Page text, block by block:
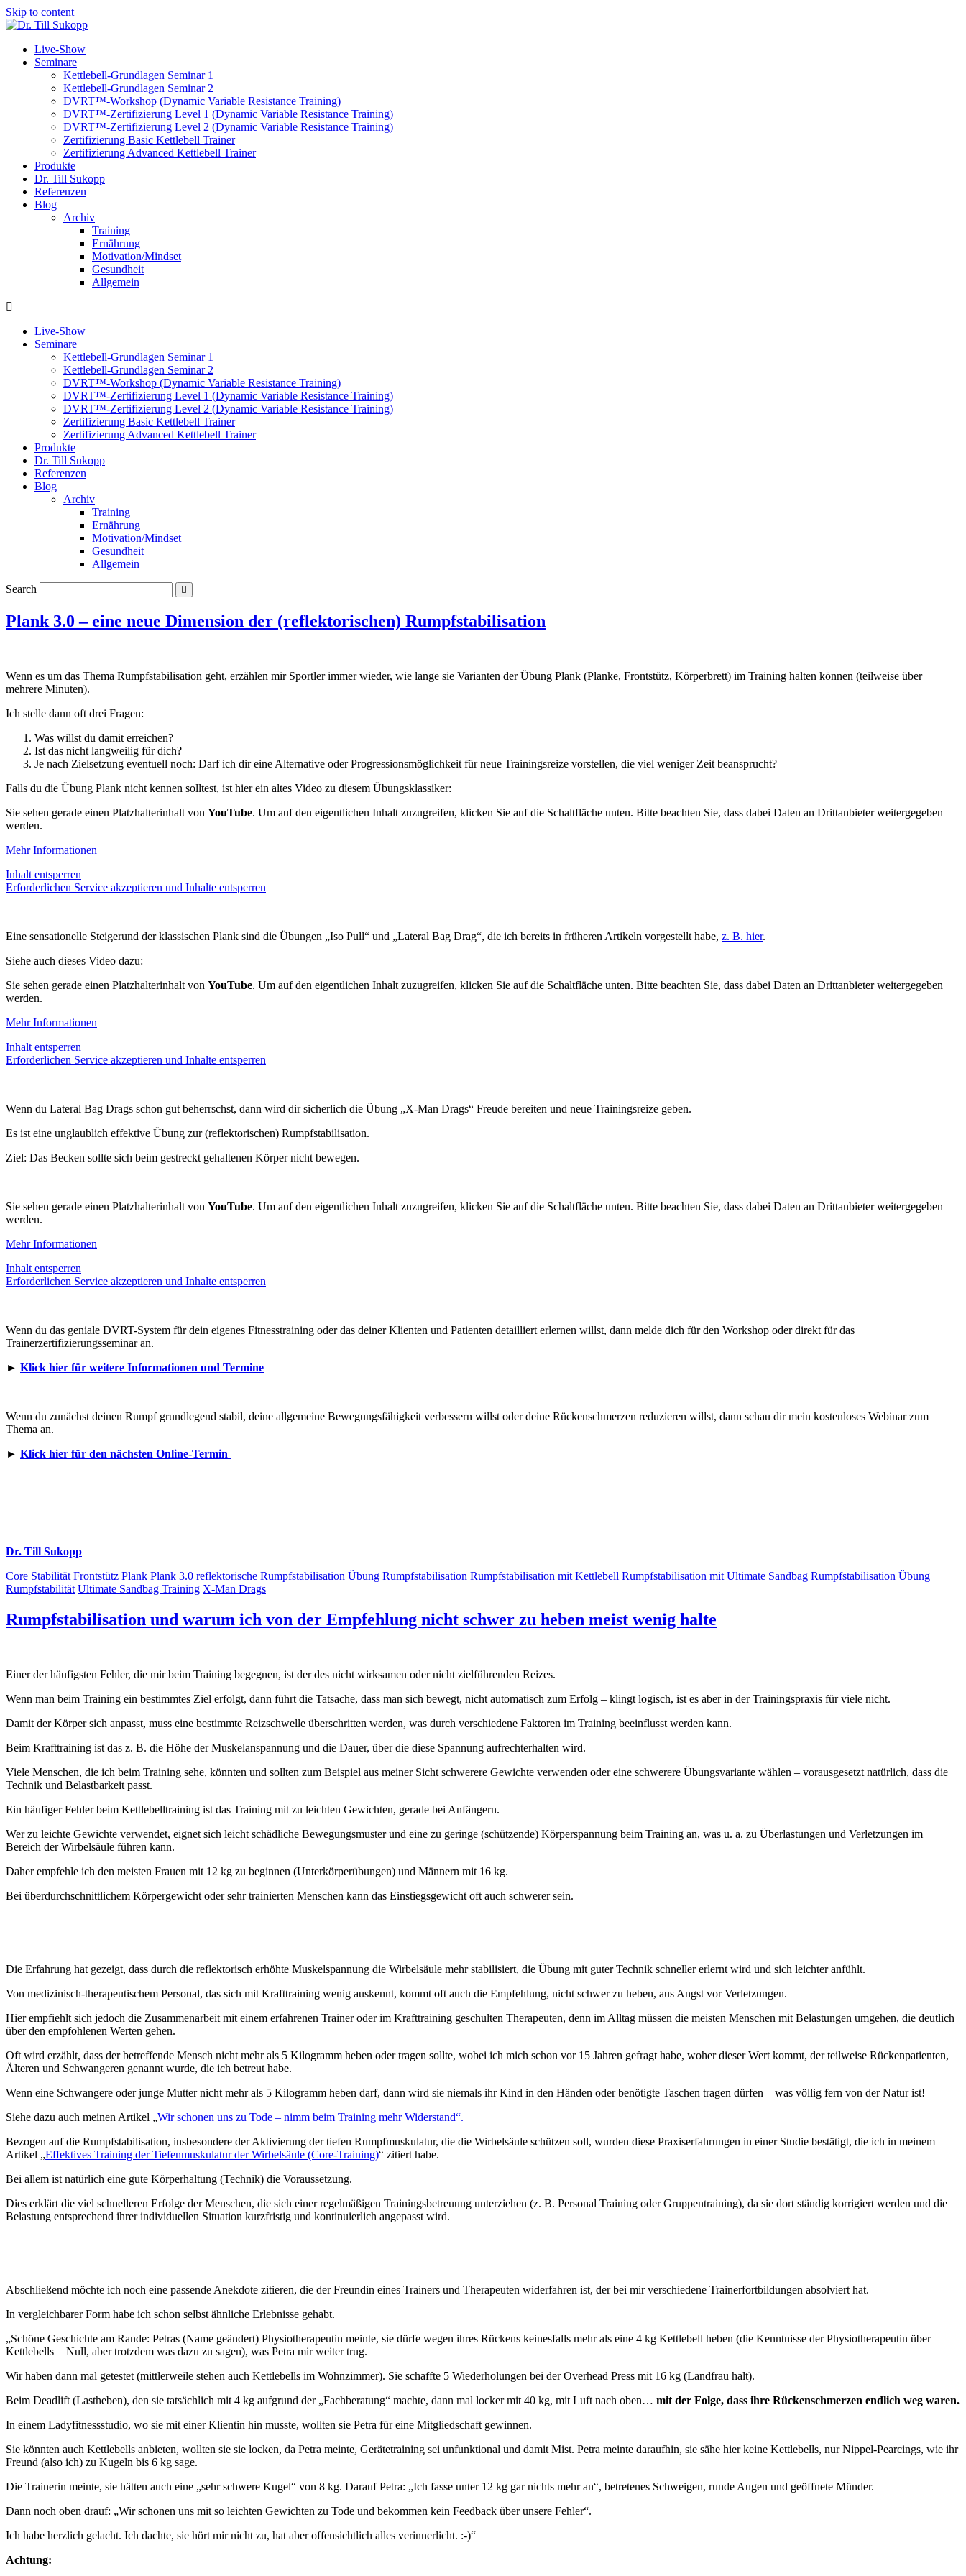
Skip to content
Live-Show
Seminare
Kettlebell-Grundlagen Seminar 1
Kettlebell-Grundlagen Seminar 2
DVRT™-Workshop (Dynamic Variable Resistance Training)
DVRT™-Zertifizierung Level 1 (Dynamic Variable Resistance Training)
DVRT™-Zertifizierung Level 2 (Dynamic Variable Resistance Training)
Zertifizierung Basic Kettlebell Trainer
Zertifizierung Advanced Kettlebell Trainer
Produkte
Dr. Till Sukopp
Referenzen
Blog
Archiv
Training
Ernährung
Motivation/Mindset
Gesundheit
Allgemein
Live-Show
Seminare
Kettlebell-Grundlagen Seminar 1
Kettlebell-Grundlagen Seminar 2
DVRT™-Workshop (Dynamic Variable Resistance Training)
DVRT™-Zertifizierung Level 1 (Dynamic Variable Resistance Training)
DVRT™-Zertifizierung Level 2 (Dynamic Variable Resistance Training)
Zertifizierung Basic Kettlebell Trainer
Zertifizierung Advanced Kettlebell Trainer
Produkte
Dr. Till Sukopp
Referenzen
Blog
Archiv
Training
Ernährung
Motivation/Mindset
Gesundheit
Allgemein
Search
Plank 3.0 – eine neue Dimension der (reflektorischen) Rumpfstabilisation
Wenn es um das Thema Rumpfstabilisation geht, erzählen mir Sportler immer wieder, wie lange sie Varianten der Übung Plank (Planke, Frontstütz, Körperbrett) im Training halten können (teilweise über
mehrere Minuten).
Ich stelle dann oft drei Fragen:
Was willst du damit erreichen?
Ist das nicht langweilig für dich?
Je nach Zielsetzung eventuell noch: Darf ich dir eine Alternative oder Progressionsmöglichkeit für neue Trainingsreize vorstellen, die viel weniger Zeit beansprucht?
Falls du die Übung Plank nicht kennen solltest, ist hier ein altes Video zu diesem Übungsklassiker:
Sie sehen gerade einen Platzhalterinhalt von YouTube. Um auf den eigentlichen Inhalt zuzugreifen, klicken Sie auf die Schaltfläche unten. Bitte beachten Sie, dass dabei Daten an Drittanbieter weitergegeben
werden.
Mehr Informationen
Inhalt entsperren
Erforderlichen Service akzeptieren und Inhalte entsperren
Eine sensationelle Steigerund der klassischen Plank sind die Übungen „Iso Pull“ und „Lateral Bag Drag“, die ich bereits in früheren Artikeln vorgestellt habe, z. B. hier.
Siehe auch dieses Video dazu:
Sie sehen gerade einen Platzhalterinhalt von YouTube. Um auf den eigentlichen Inhalt zuzugreifen, klicken Sie auf die Schaltfläche unten. Bitte beachten Sie, dass dabei Daten an Drittanbieter weitergegeben
werden.
Mehr Informationen
Inhalt entsperren
Erforderlichen Service akzeptieren und Inhalte entsperren
Wenn du Lateral Bag Drags schon gut beherrschst, dann wird dir sicherlich die Übung „X-Man Drags“ Freude bereiten und neue Trainingsreize geben.
Es ist eine unglaublich effektive Übung zur (reflektorischen) Rumpfstabilisation.
Ziel: Das Becken sollte sich beim gestreckt gehaltenen Körper nicht bewegen.
Sie sehen gerade einen Platzhalterinhalt von YouTube. Um auf den eigentlichen Inhalt zuzugreifen, klicken Sie auf die Schaltfläche unten. Bitte beachten Sie, dass dabei Daten an Drittanbieter weitergegeben
werden.
Mehr Informationen
Inhalt entsperren
Erforderlichen Service akzeptieren und Inhalte entsperren
Wenn du das geniale DVRT-System für dein eigenes Fitnesstraining oder das deiner Klienten und Patienten detailliert erlernen willst, dann melde dich für den Workshop oder direkt für das
Trainerzertifizierungsseminar an.
► Klick hier für weitere Informationen und Termine
Wenn du zunächst deinen Rumpf grundlegend stabil, deine allgemeine Bewegungsfähigkeit verbessern willst oder deine Rückenschmerzen reduzieren willst, dann schau dir mein kostenloses Webinar zum
Thema an.
► Klick hier für den nächsten Online-Termin
Dr. Till Sukopp
Core Stabilität Frontstütz Plank Plank 3.0 reflektorische Rumpfstabilisation Übung Rumpfstabilisation Rumpfstabilisation mit Kettlebell Rumpfstabilisation mit Ultimate Sandbag Rumpfstabilisation Übung
Rumpfstabilität Ultimate Sandbag Training X-Man Drags
Rumpfstabilisation und warum ich von der Empfehlung nicht schwer zu heben meist wenig halte
Einer der häufigsten Fehler, die mir beim Training begegnen, ist der des nicht wirksamen oder nicht zielführenden Reizes.
Wenn man beim Training ein bestimmtes Ziel erfolgt, dann führt die Tatsache, dass man sich bewegt, nicht automatisch zum Erfolg – klingt logisch, ist es aber in der Trainingspraxis für viele nicht.
Damit der Körper sich anpasst, muss eine bestimmte Reizschwelle überschritten werden, was durch verschiedene Faktoren im Training beeinflusst werden kann.
Beim Krafttraining ist das z. B. die Höhe der Muskelanspannung und die Dauer, über die diese Spannung aufrechterhalten wird.
Viele Menschen, die ich beim Training sehe, könnten und sollten zum Beispiel aus meiner Sicht schwerere Gewichte verwenden oder eine schwerere Übungsvariante wählen – vorausgesetzt natürlich, dass die
Technik und Belastbarkeit passt.
Ein häufiger Fehler beim Kettlebelltraining ist das Training mit zu leichten Gewichten, gerade bei Anfängern.
Wer zu leichte Gewichte verwendet, eignet sich leicht schädliche Bewegungsmuster und eine zu geringe (schützende) Körperspannung beim Training an, was u. a. zu Überlastungen und Verletzungen im
Bereich der Wirbelsäule führen kann.
Daher empfehle ich den meisten Frauen mit 12 kg zu beginnen (Unterkörperübungen) und Männern mit 16 kg.
Bei überdurchschnittlichem Körpergewicht oder sehr trainierten Menschen kann das Einstiegsgewicht oft auch schwerer sein.
Die Erfahrung hat gezeigt, dass durch die reflektorisch erhöhte Muskelspannung die Wirbelsäule mehr stabilisiert, die Übung mit guter Technik schneller erlernt wird und sich leichter anfühlt.
Von medizinisch-therapeutischem Personal, das sich mit Krafttraining wenig auskennt, kommt oft auch die Empfehlung, nicht schwer zu heben, aus Angst vor Verletzungen.
Hier empfiehlt sich jedoch die Zusammenarbeit mit einem erfahrenen Trainer oder im Krafttraining geschulten Therapeuten, denn im Alltag müssen die meisten Menschen mit Belastungen umgehen, die deutlich
über den empfohlenen Werten gehen.
Oft wird erzählt, dass der betreffende Mensch nicht mehr als 5 Kilogramm heben oder tragen sollte, wobei ich mich schon vor 15 Jahren gefragt habe, woher dieser Wert kommt, der teilweise Rückenpatienten,
Älteren und Schwangeren genannt wurde, die ich betreut habe.
Wenn eine Schwangere oder junge Mutter nicht mehr als 5 Kilogramm heben darf, dann wird sie niemals ihr Kind in den Händen oder benötigte Taschen tragen dürfen – was völlig fern von der Natur ist!
Siehe dazu auch meinen Artikel „Wir schonen uns zu Tode – nimm beim Training mehr Widerstand“.
Bezogen auf die Rumpfstabilisation, insbesondere der Aktivierung der tiefen Rumpfmuskulatur, die die Wirbelsäule schützen soll, wurden diese Praxiserfahrungen in einer Studie bestätigt, die ich in meinem
Artikel „Effektives Training der Tiefenmuskulatur der Wirbelsäule (Core-Training)“ zitiert habe.
Bei allem ist natürlich eine gute Körperhaltung (Technik) die Voraussetzung.
Dies erklärt die viel schnelleren Erfolge der Menschen, die sich einer regelmäßigen Trainingsbetreuung unterziehen (z. B. Personal Training oder Gruppentraining), da sie dort ständig korrigiert werden und die
Belastung entsprechend ihrer individuellen Situation kurzfristig und kontinuierlich angepasst wird.
Abschließend möchte ich noch eine passende Anekdote zitieren, die der Freundin eines Trainers und Therapeuten widerfahren ist, der bei mir verschiedene Trainerfortbildungen absolviert hat.
In vergleichbarer Form habe ich schon selbst ähnliche Erlebnisse gehabt.
„Schöne Geschichte am Rande: Petras (Name geändert) Physiotherapeutin meinte, sie dürfe wegen ihres Rückens keinesfalls mehr als eine 4 kg Kettlebell heben (die Kenntnisse der Physiotherapeutin über
Kettlebells = Null, aber trotzdem was dazu zu sagen), was Petra mir weiter trug.
Wir haben dann mal getestet (mittlerweile stehen auch Kettlebells im Wohnzimmer). Sie schaffte 5 Wiederholungen bei der Overhead Press mit 16 kg (Landfrau halt).
Beim Deadlift (Lastheben), den sie tatsächlich mit 4 kg aufgrund der „Fachberatung“ machte, dann mal locker mit 40 kg, mit Luft nach oben… mit der Folge, dass ihre Rückenschmerzen endlich weg waren.
In einem Ladyfitnessstudio, wo sie mit einer Klientin hin musste, wollten sie Petra für eine Mitgliedschaft gewinnen.
Sie könnten auch Kettlebells anbieten, wollten sie sie locken, da Petra meinte, Gerätetraining sei unfunktional und damit Mist. Petra meinte daraufhin, sie sähe hier keine Kettlebells, nur Nippel-Pearcings, wie ihr
Freund (also ich) zu Kugeln bis 6 kg sage.
Die Trainerin meinte, sie hätten auch eine „sehr schwere Kugel“ von 8 kg. Darauf Petra: „Ich fasse unter 12 kg gar nichts mehr an“, betretenes Schweigen, runde Augen und geöffnete Münder.
Dann noch oben drauf: „Wir schonen uns mit so leichten Gewichten zu Tode und bekommen kein Feedback über unsere Fehler“.
Ich habe herzlich gelacht. Ich dachte, sie hört mir nicht zu, hat aber offensichtlich alles verinnerlicht. :-)“
Achtung: